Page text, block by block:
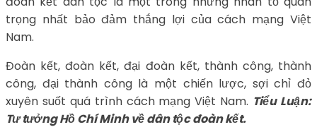
trọng nhất bảo đảm thắng lợi của cách mạng Việt
Nam.
Đoàn kết, đoàn kết, đại đoàn kết, thành công, thành
công, đại thành công là một chiến lược, sợi chỉ đỏ
xuyên suốt quá trình cách mạng Việt Nam. Tiểu Luận:
Tư tưởng Hồ Chí Minh về dân tộc đoàn kết.